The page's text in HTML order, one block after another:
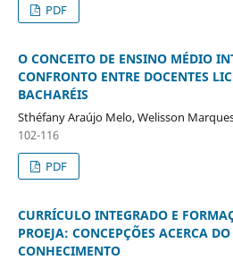
PDF
O CONCEITO DE ENSINO MÉDIO
CONFRONTO ENTRE DOCENTES
BACHARÉIS
Sthéfany Araújo Melo, Welisson
102-116
PDF
CURRÍCULO INTEGRADO E
PROEJA: CONCEPÇÕES ACERCA
CONHECIMENTO